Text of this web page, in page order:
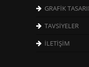
GRAFİK
TAVSİYELER
İLETİŞİM